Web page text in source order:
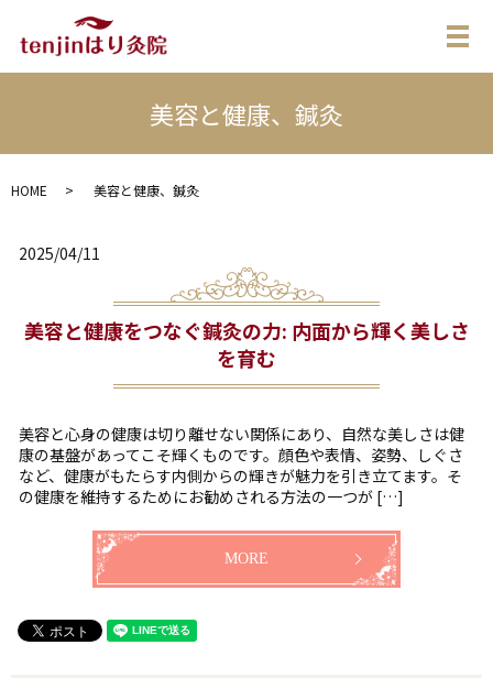
メ
美容と健康、鍼灸
HOME 美容と健康、鍼灸
2025/04/11
美容と健康をつなぐ鍼灸の力: 内面から輝く美しさ
を育む
美容と心身の健康は切り離せない関係にあり、自然な美しさは健
康の基盤があってこそ輝くものです。顔色や表情、姿勢、しぐさ
など、健康がもたらす内側からの輝きが魅力を引き立てます。そ
の健康を維持するためにお勧めされる方法の一つが […]
MORE